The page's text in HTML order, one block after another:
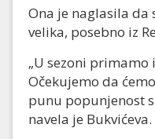
Ona je naglasila da
velika, posebno iz
„U sezoni primamo
Očekujemo da
punu popunjenost
navela je Bukvićeva.